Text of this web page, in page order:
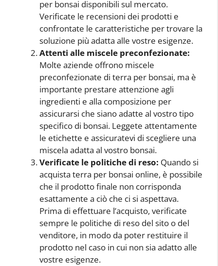
per bonsai disponibili sul mercato.
Verificate le recensioni dei prodotti e
confrontate le caratteristiche per trovare la
soluzione più adatta alle vostre esigenze.
Attenti alle miscele preconfezionate:
Molte aziende offrono miscele
preconfezionate di terra per bonsai, ma è
importante prestare attenzione agli
ingredienti e alla composizione per
assicurarsi che siano adatte al vostro tipo
specifico di bonsai. Leggete attentamente
le etichette e assicuratevi di scegliere una
miscela adatta al vostro bonsai.
Verificate le politiche di reso: Quando si
acquista terra per bonsai online, è possibile
che il prodotto finale non corrisponda
esattamente a ciò che ci si aspettava.
Prima di effettuare l’acquisto, verificate
sempre le politiche di reso del sito o del
venditore, in modo da poter restituire il
prodotto nel caso in cui non sia adatto alle
vostre esigenze.